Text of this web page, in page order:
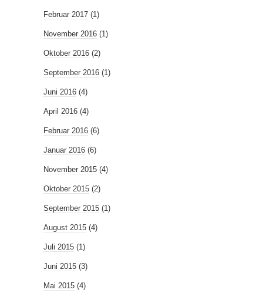
Februar 2017 (1)
November 2016 (1)
Oktober 2016 (2)
September 2016 (1)
Juni 2016 (4)
April 2016 (4)
Februar 2016 (6)
Januar 2016 (6)
November 2015 (4)
Oktober 2015 (2)
September 2015 (1)
August 2015 (4)
Juli 2015 (1)
Juni 2015 (3)
Mai 2015 (4)